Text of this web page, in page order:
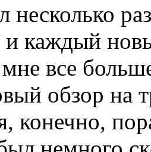
каждый
мне все
обзор на
конечно,